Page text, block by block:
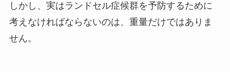
しかし、実はランドセル症候群を予防するために
考えなければならないのは、重量だけではありま
せん。